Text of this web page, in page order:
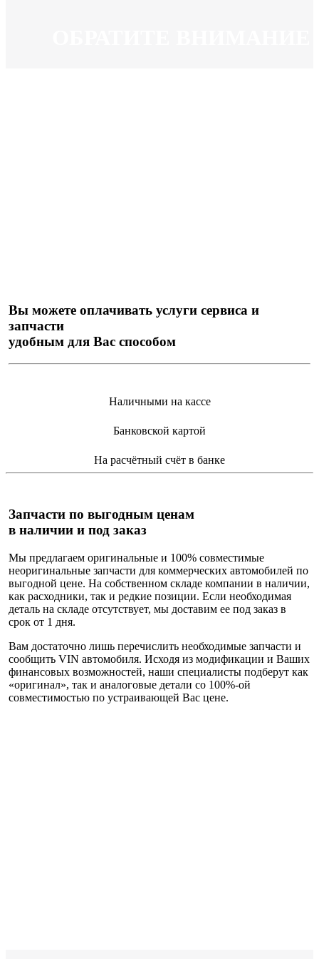
Вы можете оплачивать услуги сервиса и
запчасти
удобным для Вас способом
Наличными на кассе
Банковской картой
На расчётный счёт в банке
Запчасти по выгодным ценам
в наличии и под заказ
Мы предлагаем оригинальные и 100% совместимые
неоригинальные запчасти для коммерческих автомобилей по
выгодной цене.На собственном складе компании в наличии,
как расходники, так и редкие позиции. Если необходимая
деталь на складе отсутствует, мы доставим ее под заказ в
срок от 1 дня.
Вам достаточно лишь перечислить необходимые запчасти и
сообщить VIN автомобиля. Исходя из модификации и Ваших
финансовых возможностей, наши специалисты подберут как
«оригинал», так и аналоговые детали со 100%-ой
совместимостьюпо устраивающей Вас цене.